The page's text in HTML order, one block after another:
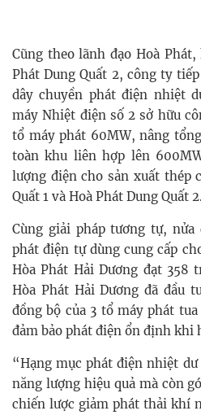
Cũng theo lãnh đạo Hoà
Phát Dung Quất 2, công ty
dây chuyền phát điện nhiệt
máy Nhiệt điện số 2 sở hữu
tổ máy phát 60MW, nâng
toàn khu liên hợp lên
lượng điện cho sản xuất thép
Quất 1 và Hoà Phát Dung Quất 2.
Cùng giải pháp tương tự,
phát điện tự dùng cung cấp
Hòa Phát Hải Dương đạt 358
Hòa Phát Hải Dương đã đầu
đồng bộ của 3 tổ máy phát
đảm bảo phát điện ổn định khi
“Hạng mục phát điện nhiệt
năng lượng hiệu quả mà còn
chiến lược giảm phát thải khí